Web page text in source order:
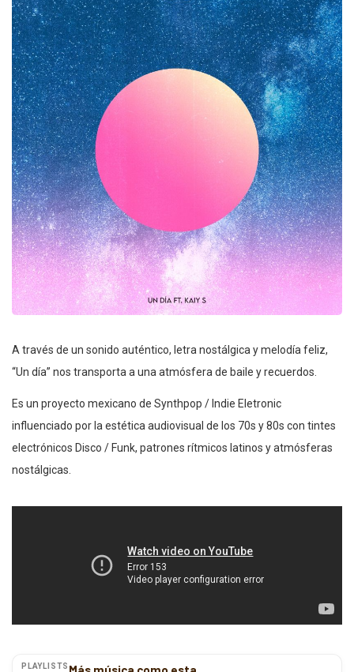
A través de un sonido auténtico, letra nostálgica y melodía feliz,
“Un día” nos transporta a una atmósfera de baile y recuerdos.
Es un proyecto mexicano de Synthpop / Indie Eletronic
influenciado por la estética audiovisual de los 70s y 80s con tintes
electrónicos Disco / Funk, patrones rítmicos latinos y atmósferas
nostálgicas.
PLAYLISTS